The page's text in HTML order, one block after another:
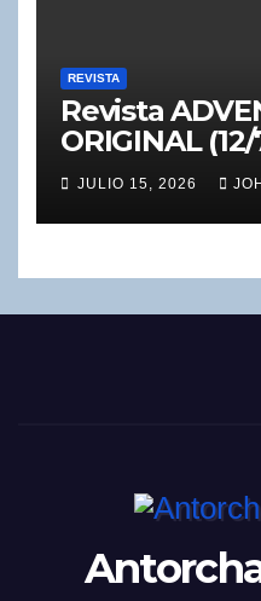
REVISTA
Revista
ORIGINAL
JULIO 15, 2026